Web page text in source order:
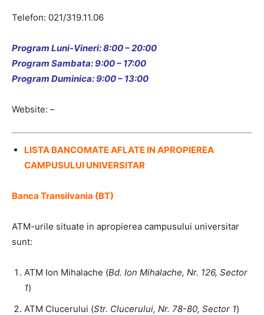
Telefon: 021/319.11.06
Program Luni-Vineri: 8:00 – 20:00
Program Sambata: 9:00 – 17:00
Program Duminica: 9:00 – 13:00
Website: –
LISTA BANCOMATE AFLATE IN APROPIEREA
CAMPUSULUI UNIVERSITAR
Banca Transilvania (BT)
ATM-urile situate in apropierea campusului universitar
sunt:
ATM Ion Mihalache (Bd. Ion Mihalache, Nr. 126, Sector
1)
ATM Clucerului (Str. Clucerului, Nr. 78-80, Sector 1)